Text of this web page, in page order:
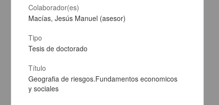
El municipio mexicano en el umbral del siglo XXI
Ciencias Sociales y Económicas
Colaborador(es)
Macías, Jesús Manuel (asesor)
Tipo
Tesis de doctorado
Título
Geografia de riesgos.Fundamentos economicos
y sociales